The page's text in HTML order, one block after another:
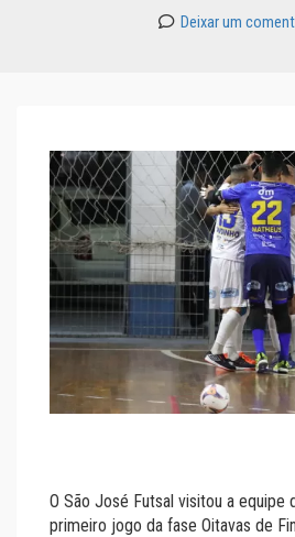
Deixar um
O São José Futsal visitou a equipe
primeiro jogo da fase Oitavas de